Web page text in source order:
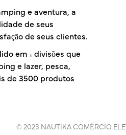
e aventura, a
de seus
de seus clientes.
em 4 divisões que
e lazer, pesca,
de 3500 produtos
© 2023 NAUTIKA COMÉRCIO